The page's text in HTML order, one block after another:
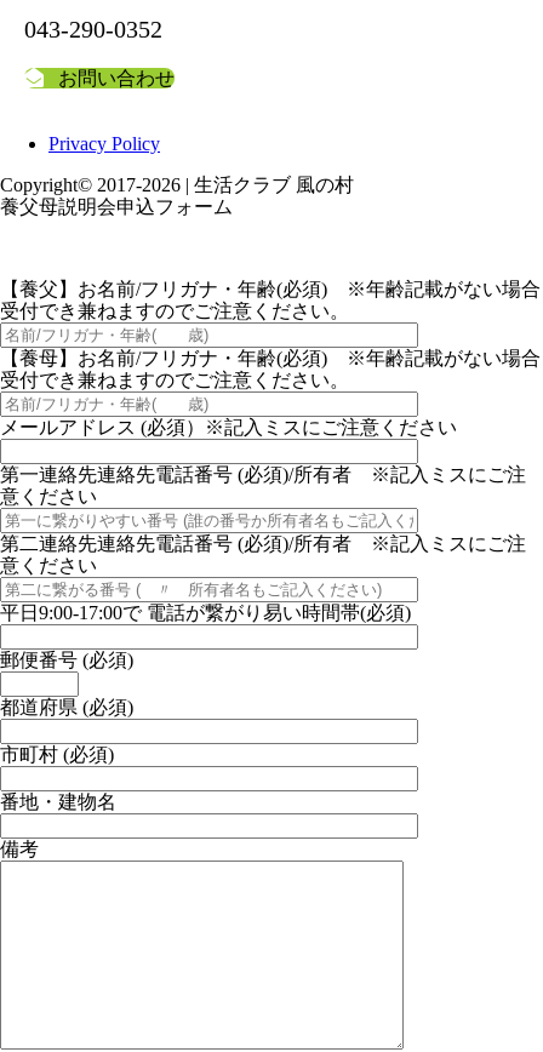
043-290-0352
お問い合わせ
Privacy Policy
Copyright© 2017-2026 | 生活クラブ 風の村
養父母説明会申込フォーム
【養父】お名前/フリガナ・年齢(必須) ※年齢記載がない場合
受付でき兼ねますのでご注意ください。
【養母】お名前/フリガナ・年齢(必須) ※年齢記載がない場合
受付でき兼ねますのでご注意ください。
メールアドレス (必須）※記入ミスにご注意ください
第一連絡先連絡先電話番号 (必須)/所有者 ※記入ミスにご注
意ください
第二連絡先連絡先電話番号 (必須)/所有者 ※記入ミスにご注
意ください
平日9:00-17:00で 電話が繋がり易い時間帯(必須)
郵便番号 (必須)
都道府県 (必須)
市町村 (必須)
番地・建物名
備考